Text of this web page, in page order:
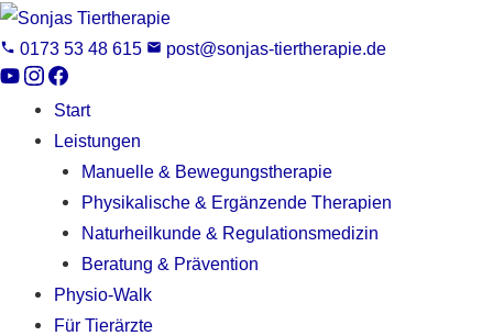
0173 53 48 615 post@sonjas-tiertherapie.de
Start
Leistungen
Manuelle & Bewegungstherapie
Physikalische & Ergänzende Therapien
Naturheilkunde & Regulationsmedizin
Beratung & Prävention
Physio-Walk
Für Tierärzte